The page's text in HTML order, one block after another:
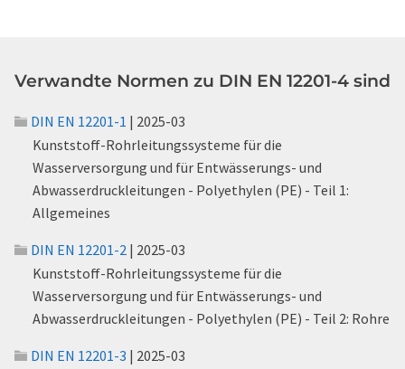
Verwandte Normen zu DIN EN 12201-4 sind
DIN EN 12201-1 | 2025-03
Kunststoff-Rohrleitungssysteme für die
Wasserversorgung und für Entwässerungs- und
Abwasserdruckleitungen - Polyethylen (PE) - Teil 1:
Allgemeines
DIN EN 12201-2 | 2025-03
Kunststoff-Rohrleitungssysteme für die
Wasserversorgung und für Entwässerungs- und
Abwasserdruckleitungen - Polyethylen (PE) - Teil 2: Rohre
DIN EN 12201-3 | 2025-03